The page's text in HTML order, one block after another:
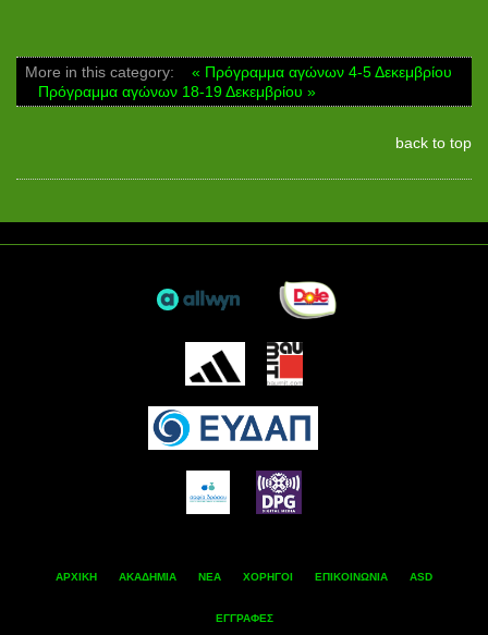
More in this category:
« Πρόγραμμα αγώνων 4-5 Δεκεμβρίου
Πρόγραμμα αγώνων 18-19 Δεκεμβρίου »
back to top
ΑΡΧΙΚΗ ΑΚΑΔΗΜΙΑ ΝΕΑ ΧΟΡΗΓΟΙ ΕΠΙΚΟΙΝΩΝΙΑ ASD
ΕΓΓΡΑΦΕΣ